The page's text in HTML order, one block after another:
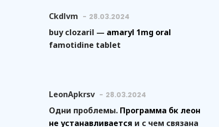
Ckdlvm 28.03.2024
buy clozaril — amaryl 1mg oral
famotidine tablet
LeonApkrsv 28.03.2024
Одни проблемы. Программа бк леон
не устанавливается и с чем связана